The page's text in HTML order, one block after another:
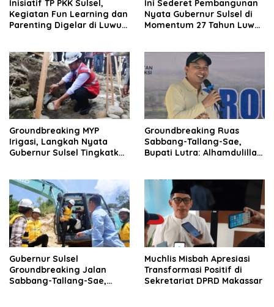
Inisiatif TP PKK Sulsel,
Kegiatan Fun Learning dan
Parenting Digelar di Luwu
Ini Sederet Pembangunan
Nyata Gubernur Sulsel di
Momentum 27 Tahun Luwu
Groundbreaking MYP
Irigasi, Langkah Nyata
Gubernur Sulsel Tingkatkan
Groundbreaking Ruas
Sabbang-Tallang-Sae,
Bupati Lutra: Alhamdulillah
Gubernur Sulsel
Groundbreaking Jalan
Sabbang-Tallang-Sae,
Muchlis Misbah Apresiasi
Transformasi Positif di
Sekretariat DPRD Makassar